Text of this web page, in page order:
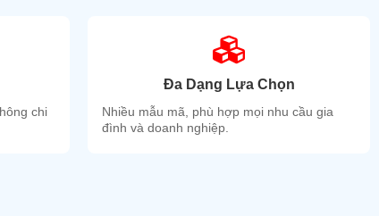
chi
Đa Dạng Lựa Chọn
Nhiều mẫu mã, phù hợp mọi nhu cầu gia
đình và doanh nghiệp.